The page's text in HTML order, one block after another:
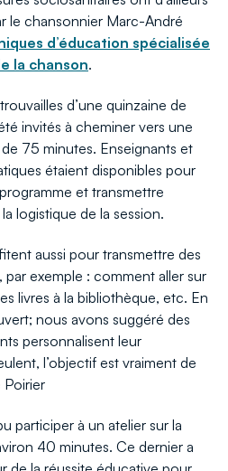
le chansonnier Marc-André
d’éducation spécialisée
la chanson.
d’une quinzaine de
invités à cheminer vers une
75 minutes. Enseignants et
étaient disponibles pour
et transmettre
logistique de la session.
aussi pour transmettre des
exemple : comment aller sur
livres à la bibliothèque, etc. En
nous avons suggéré des
personnalisent leur
l’objectif est vraiment de
participer à un atelier sur la
40 minutes. Ce dernier a